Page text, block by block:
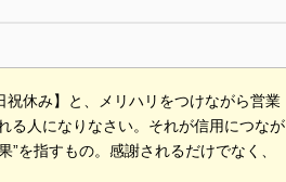
祝休み】と、メリハリをつけながら営業
る人になりなさい。それが信用につなが
を指すもの。感謝されるだけでなく、